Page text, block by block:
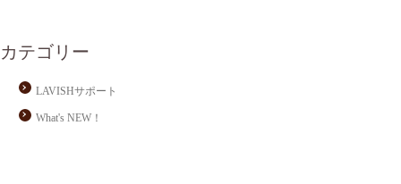
カテゴリー
LAVISHサポート
What's NEW！